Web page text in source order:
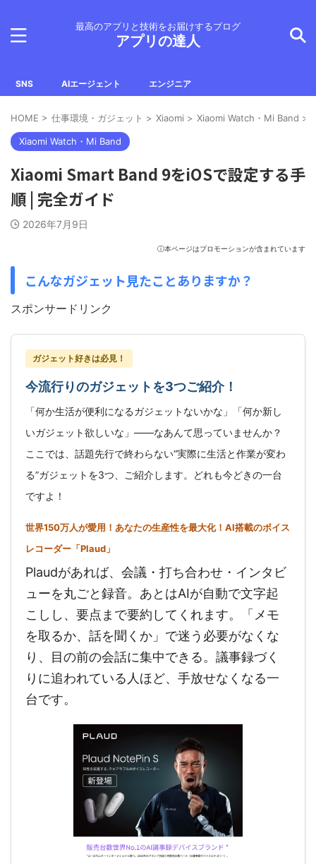
最高のアプリと技術をお届けするブログ
アプリの達人
SNS AIエージェント エンジニア
HOME > 仕事環境・ガジェット > Xiaomi > Xiaomi Watch・Mi Band >
Xiaomi Watch・Mi Band
Xiaomi Smart Band 9をiOSで設定する手
順 | 完全ガイド
2026年7月9日
ⓘ本ページはプロモーションが含まれています
こんなガジェット見たことありますか？
スポンサードリンク
ガジェット好きは必見！
今流行りのガジェットを3つご紹介！
「何か生活が便利になるガジェットないかな」「何か新し
いガジェット欲しいな」——なあんて思っていませんか？
ここでは、話題先行で終わらない“実際に生活と作業が変わ
る”ガジェットを3つ、ご紹介します。どれも今どきの一台
ですよ！
世界150万人が愛用！あなたの生産性を最大化！AI搭載のボイス
レコーダー「Plaud」
Plaudがあれば、会議・打ち合わせ・インタビ
ューを丸ごと録音。あとはAIが自動で文字起
こしし、要点まで要約してくれます。「メモ
を取るか、話を聞くか」で迷う必要がなくな
り、目の前の会話に集中できる。議事録づく
りに追われている人ほど、手放せなくなる一
台です。